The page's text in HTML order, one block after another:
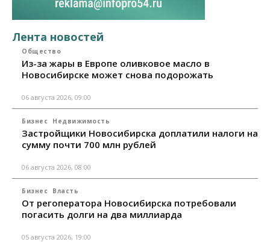
Лента новостей
Общество
Из-за жары в Европе оливковое масло в
Новосибирске может снова подорожать
06 августа 2026, 09:00
Бизнес Недвижимость
Застройщики Новосибирска доплатили налоги на
сумму почти 700 млн рублей
06 августа 2026, 08:00
Бизнес Власть
От регоператора Новосибирска потребовали
погасить долги на два миллиарда
05 августа 2026, 19:00